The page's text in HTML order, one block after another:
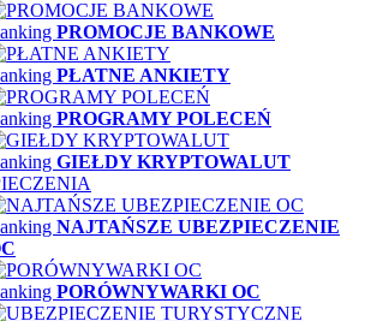
PROMOCJE BANKOWE
PŁATNE ANKIETY
PROGRAMY POLECEŃ
GIEŁDY KRYPTOWALUT
NAJTAŃSZE UBEZPIECZENIE
PORÓWNYWARKI OC